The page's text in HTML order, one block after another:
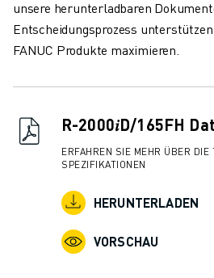
ÜBER FANUC
FANUC IN EUROPA
UNSERE STANDORTE
KARRIERE
JETZT BEWERBEN » KARRIEREPORTAL
STANDORTE
unsere herunterladbaren
Entscheidungsprozess
FANUC Produkte maximieren.
R-2000𝑖D/165FH
ERFAHREN SIE MEHR ÜBER DIE
SPEZIFIKATIONEN
HERUNTERLADEN
VORSCHAU